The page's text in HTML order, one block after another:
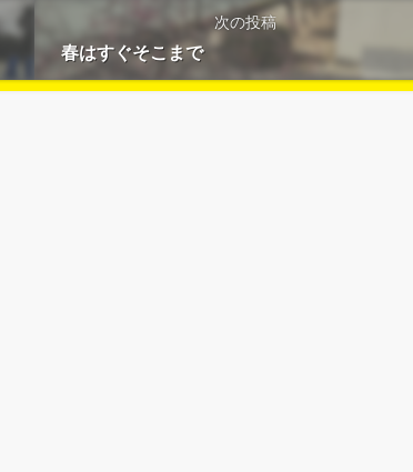
次の投稿
春はすぐそこまで